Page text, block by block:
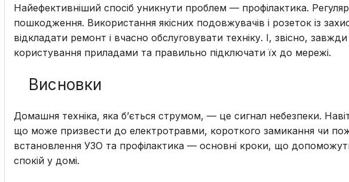
Найефективніший спосіб уникнути проблем — профілактика.
пошкодження. Використання якісних подовжувачів і розеток із
відкладати ремонт і вчасно обслуговувати техніку. І, звісно,
користування приладами та правильно підключати їх до мережі.
Висновки
Домашня техніка, яка б’ється струмом, — це сигнал небезпеки.
що може призвести до електротравми, короткого замикання чи
встановлення УЗО та профілактика — основні кроки, що
спокій у домі.